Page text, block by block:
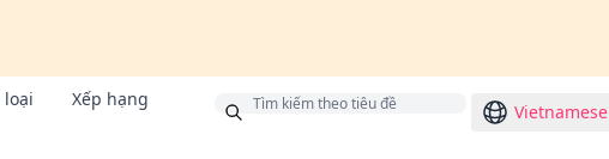
loại
Xếp hạng
Vietnamese